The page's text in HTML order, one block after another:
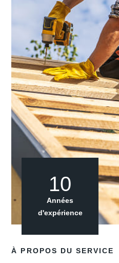
À PROPOS DU SERVICE
10
Années
d'expérience